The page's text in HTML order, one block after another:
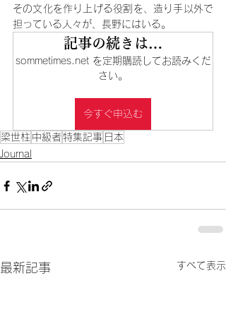
その文化を作り上げる役割を、造り手以外で
担っている人々が、長野にはいる。
記事の続きは…
sommetimes.net を定期購読してお読みくだ
さい。
今すぐ申込む
梁世柱 中級者 特集記事 日本
Journal
最新記事 すべて表示